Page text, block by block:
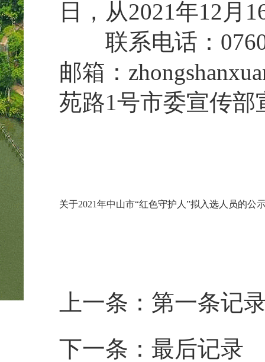
日，从2021年12月
联系电话：0760-
邮箱：
苑路1号市委宣传部
关于2021年中山市“红色守护人”拟入选人员的公
上一条：第一条记
下一条：最后记录